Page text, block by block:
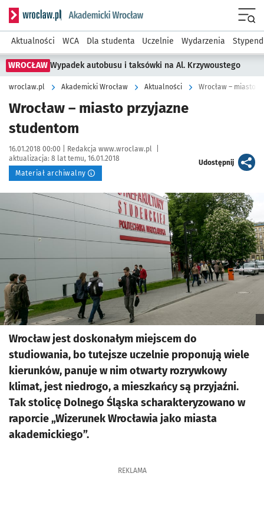
Serwis informacyjny wroclaw.pl podserwis: Akademicki
Aktualności WCA Dla studenta Uczelnie Wydarzenia
WROCŁAW Wypadek autobusu i taksówki na Al. Krzywoustego
wroclaw.pl Akademicki Wrocław Aktualności Wrocław – miasto
Wrocław – miasto przyjazne
studentom
Data publikacji:
16.01.2018 00:00 | Autor:
Redakcja www.wroclaw.pl
aktualizacja: 8 lat temu, 16.01.2018
Materiał archiwalny
Udostępnijartykuł
Kliknij, aby powiększyć
Wrocław jest doskonałym miejscem do
studiowania, bo tutejsze uczelnie proponują wiele
kierunków, panuje w nim otwarty rozrywkowy
klimat, jest niedrogo, a mieszkańcy są przyjaźni.
Tak stolicę Dolnego Śląska scharakteryzowano w
raporcie „Wizerunek Wrocławia jako miasta
akademickiego”.
REKLAMA